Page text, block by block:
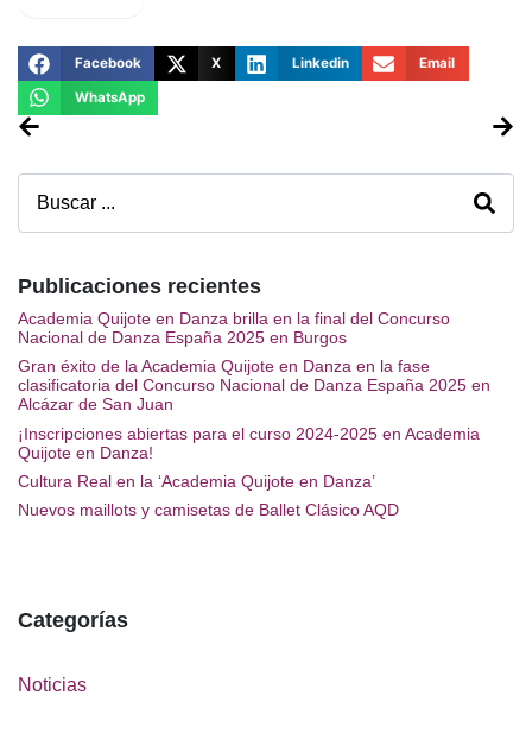
Facebook X Linkedin Email
WhatsApp
Publicaciones recientes
Academia Quijote en Danza brilla en la final del Concurso
Nacional de Danza España 2025 en Burgos
Gran éxito de la Academia Quijote en Danza en la fase
clasificatoria del Concurso Nacional de Danza España 2025 en
Alcázar de San Juan
¡Inscripciones abiertas para el curso 2024-2025 en Academia
Quijote en Danza!
Cultura Real en la ‘Academia Quijote en Danza’
Nuevos maillots y camisetas de Ballet Clásico AQD
Categorías
Noticias